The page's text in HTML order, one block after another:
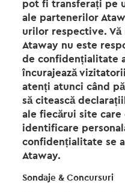
pot fi transferați pe
ale partenerilor
urilor respective.
Ataway nu este
de confidențialitate
încurajează
atenți atunci când
să citească
ale fiecărui site
identificare
confidențialitate se
Ataway.
Sondaje & Concursuri